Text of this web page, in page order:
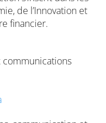
de l’Innovation et
financier.
communications